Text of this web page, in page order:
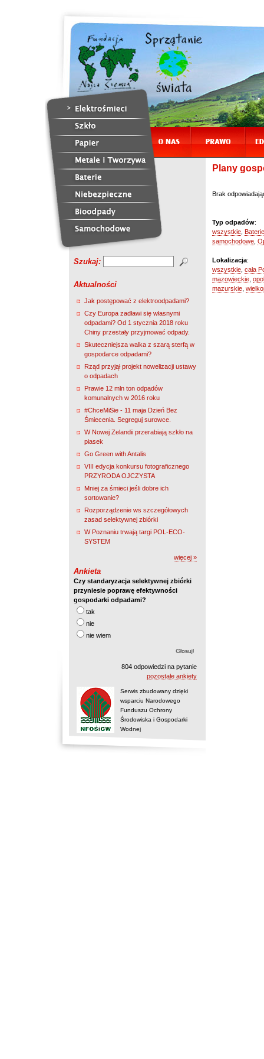
Szukaj:
Aktualności
Jak postępować z elektroodpadami?
Czy Europa zadławi się własnymi
odpadami? Od 1 stycznia 2018 roku
Chiny przestały przyjmować odpady.
Skuteczniejsza walka z szarą sterfą w
gospodarce odpadami?
Rząd przyjął projekt nowelizacji ustawy
o odpadach
Prawie 12 mln ton odpadów
komunalnych w 2016 roku
#ChceMiSie - 11 maja Dzień Bez
Śmiecenia. Segreguj surowce.
W Nowej Zelandii przerabiają szkło na
piasek
Go Green with Antalis
VIII edycja konkursu fotograficznego
PRZYRODA OJCZYSTA
Mniej za śmieci jeśli dobre ich
sortowanie?
Rozporządzenie ws szczegółowych
zasad selektywnej zbiórki
W Poznaniu trwają targi POL-ECO-
SYSTEM
więcej »
Ankieta
Czy standaryzacja selektywnej zbiórki
przyniesie poprawę efektywności
gospodarki odpadami?
tak
nie
nie wiem
804 odpowiedzi na pytanie
pozostałe ankiety
Serwis zbudowany dzięki
wsparciu Narodowego
Funduszu Ochrony
Środowiska i Gospodarki
Wodnej
Plany
Brak
Typ odpadów:
wszystkie Baterie
samochodowe
Lokalizacja:
wszystkie cała
mazowieckie
mazurskie